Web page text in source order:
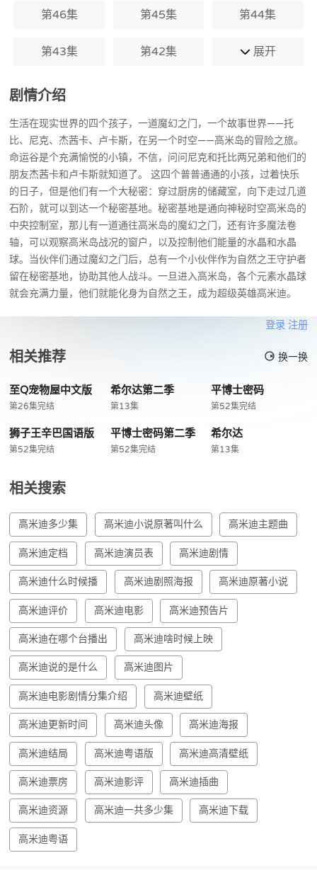
第46集 第45集 第44集
第43集 第42集 展开
剧情介绍
生活在现实世界的四个孩子，一道魔幻之门，一个故事世界——托
比、尼克、杰茜卡、卢卡斯，在另一个时空——高米岛的冒险之旅。
命运谷是个充满愉悦的小镇，不信，问问尼克和托比两兄弟和他们的
朋友杰茜卡和卢卡斯就知道了。 这四个普普通通的小孩，过着快乐
的日子，但是他们有一个大秘密：穿过厨房的储藏室，向下走过几道
石阶，就可以到达一个秘密基地。秘密基地是通向神秘时空高米岛的
中央控制室，那儿有一道通往高米岛的魔幻之门，还有许多魔法卷
轴，可以观察高米岛战况的窗户，以及控制他们能量的水晶和水晶
球。当伙伴们通过魔幻之门后，总有一个小伙伴作为自然之王守护者
留在秘密基地，协助其他人战斗。一旦进入高米岛，各个元素水晶球
就会充满力量，他们就能化身为自然之王，成为超级英雄高米迪。
登录 注册
相关推荐 换一换
至Q宠物屋中文版
第26集完结
希尔达第二季
第13集
平博士密码
第52集完结
狮子王辛巴国语版
第52集完结
平博士密码第二季
第52集完结
希尔达
第13集
相关搜索
高米迪多少集 高米迪小说原著叫什么 高米迪主题曲
高米迪定档 高米迪演员表 高米迪剧情
高米迪什么时候播 高米迪剧照海报 高米迪原著小说
高米迪评价 高米迪电影 高米迪预告片
高米迪在哪个台播出 高米迪啥时候上映
高米迪说的是什么 高米迪图片
高米迪电影剧情分集介绍 高米迪壁纸
高米迪更新时间 高米迪头像 高米迪海报
高米迪结局 高米迪粤语版 高米迪高清壁纸
高米迪票房 高米迪影评 高米迪插曲
高米迪资源 高米迪一共多少集 高米迪下载
高米迪粤语